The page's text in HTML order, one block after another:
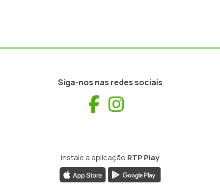
Siga-nos nas redes sociais
Facebook
Instale a aplicação RTP Play